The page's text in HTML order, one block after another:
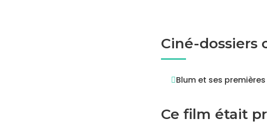
Ciné-dossiers
Blum et ses
Ce film était